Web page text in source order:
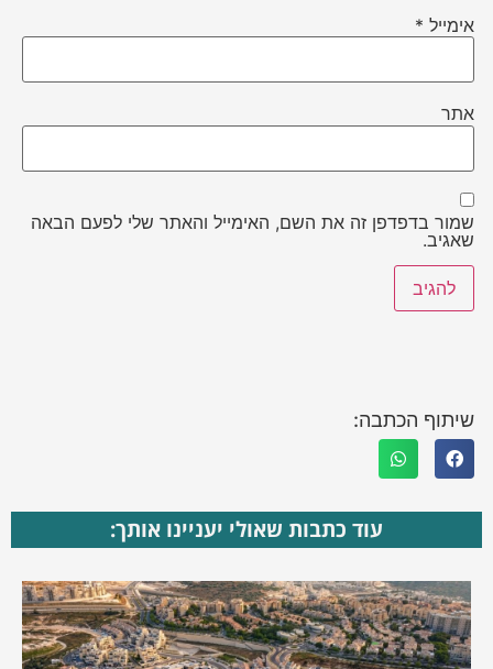
אימייל *
אתר
שמור בדפדפן זה את השם, האימייל והאתר שלי לפעם הבאה
שאגיב.
שיתוף הכתבה:
עוד כתבות שאולי יעניינו אותך: